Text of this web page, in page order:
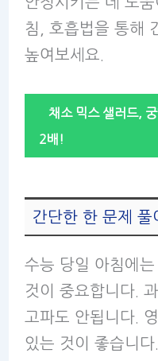
침, 호흡법을 통해
높여보세요.
채소 믹스 샐러드,
2배!
간단한 한 문제 풀
수능 당일 아침에
것이 중요합니다.
고파도 안됩니다.
있는 것이 좋습니